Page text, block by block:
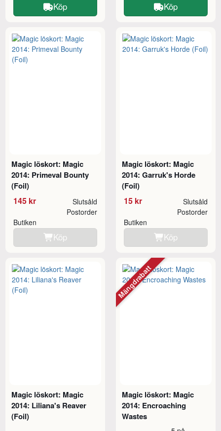
Köp Köp
Magic löskort: Magic
2014: Primeval Bounty
(Foil)
145 kr Slutsåld
Butiken
Postorder
Köp
Magic löskort: Magic
2014: Garruk's Horde
(Foil)
15 kr Slutsåld
Butiken
Postorder
Köp
Magic löskort: Magic
2014: Liliana's Reaver
(Foil)
Magic löskort: Magic
2014: Encroaching
Wastes
Mängdrabatt